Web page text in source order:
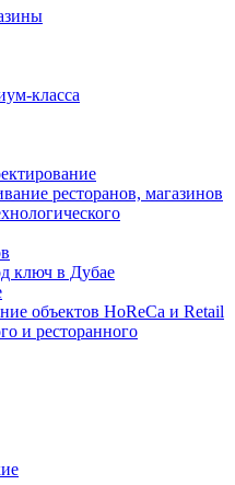
класса
ресторанов, магазинов
ключ в Дубае
объектов HoReCa и Retail
и ресторанного